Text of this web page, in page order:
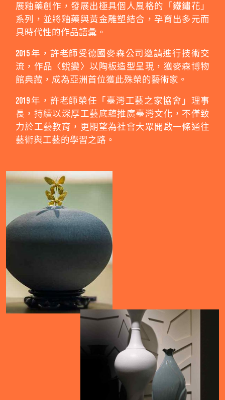
展釉藥創作，發展出極具個人風格的「鐵鏽花」
系列，並將釉藥與黃金雕塑結合，孕育出多元而
具時代性的作品語彙。
2015 年，許老師受德國麥森公司邀請進行技術交
流，作品〈蛻變〉以陶板造型呈現，獲麥森博物
館典藏，成為亞洲首位獲此殊榮的藝術家。
2019 年，許老師榮任「臺灣工藝之家協會」理事
長，持續以深厚工藝底蘊推廣臺灣文化，不僅致
力於工藝教育，更期望為社會大眾開啟一條通往
藝術與工藝的學習之路。